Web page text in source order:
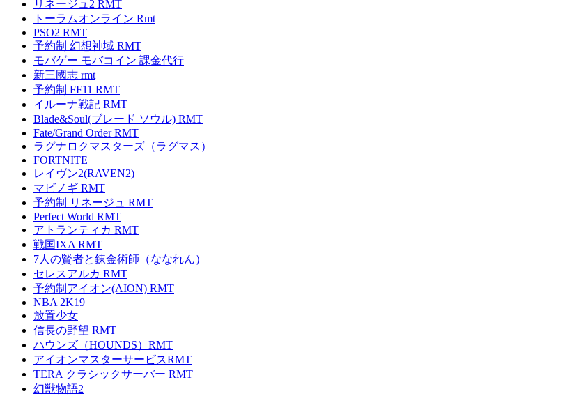
リネージュ2 RMT
トーラムオンライン Rmt
PSO2 RMT
予約制 幻想神域 RMT
モバゲー モバコイン 課金代行
新三國志 rmt
予約制 FF11 RMT
イルーナ戦記 RMT
Blade&Soul(ブレード ソウル) RMT
Fate/Grand Order RMT
ラグナロクマスターズ（ラグマス）
FORTNITE
レイヴン2(RAVEN2)
マビノギ RMT
予約制 リネージュ RMT
Perfect World RMT
アトランティカ RMT
戦国IXA RMT
7人の賢者と錬金術師（ななれん）
セレスアルカ RMT
予約制アイオン(AION) RMT
NBA 2K19
放置少女
信長の野望 RMT
ハウンズ（HOUNDS）RMT
アイオンマスターサービスRMT
TERA クラシックサーバー RMT
幻獣物語2